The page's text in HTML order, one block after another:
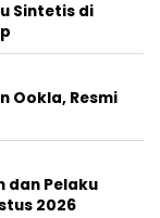
Sintetis di
Ookla, Resmi
dan Pelaku
2026